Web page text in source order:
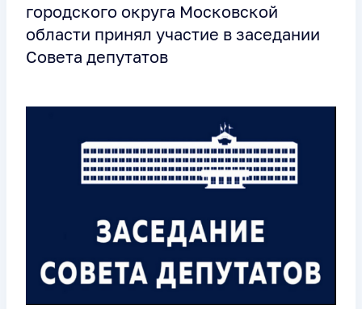
городского округа Московской
области принял участие в заседании
Совета депутатов